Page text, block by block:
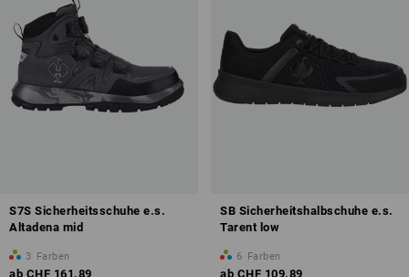
S7S Sicherheitsschuhe e.s.
Altadena mid
3 Farben
ab CHF 161.89
SB Sicherheitshalbschuhe e.s.
Tarent low
6 Farben
ab CHF 109.89